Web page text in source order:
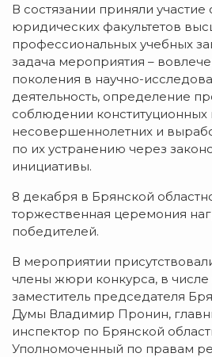
В состязании приняли участие
юридических факультетов
профессиональных учебных
задача мероприятия –
поколения в научно-
деятельность, определение
соблюдении конституционных
несовершеннолетних и
по их устранению через
инициативы.
8 декабря в Брянской
торжественная церемония
победителей.
В мероприятии
члены жюри конкурса, в числе
заместитель председателя
Думы Владимир Пронин,
инспектор по Брянской
Уполномоченный по правам